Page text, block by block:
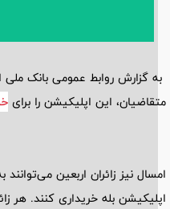
متقاضیان، این اپلیکیشن را برای
امسال نیز زائران اربعین